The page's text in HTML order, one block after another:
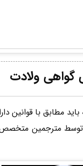
ولادت
با قوانین
مترجمین متخصص